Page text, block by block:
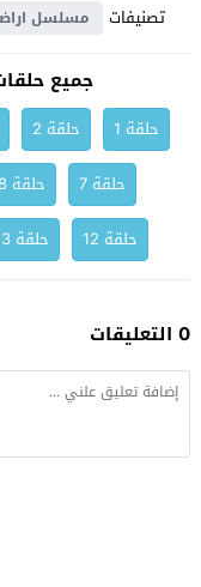
تصنيفات
مسلسل
جميع
حلقة 1 حلقة 2
حلقة 7
حلقة 8
حلقة 12
حلقة 13
0 التعليقات